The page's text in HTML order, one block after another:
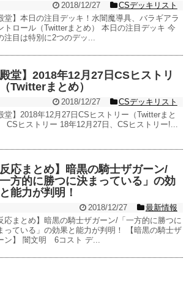
2018/12/27
CSデッキリスト
堂】本日の注目デッキ！水闇魔導具、バラギアラ
トロール（Twitterまとめ） 本日の注目デッキ 今
注目は特別に2つのデッ...
殿堂】2018年12月27日CSヒストリ
Twitterまとめ）
2018/12/27
CSデッキリスト
堂】2018年12月27日CSヒストリー（Twitterまと
CSヒストリー 18年12月27日、CSヒストリー!...
反応まとめ】暗黒の騎士ザガーン/
一方的に勝つに決まっている」の効
能力が判明！
2018/12/27
最新情報
応まとめ】暗黒の騎士ザガーン/「一方的に勝つに
っている」の効果と能力が判明！ 【暗黒の騎士ザ
ン】 闇文明 6コスト デ...